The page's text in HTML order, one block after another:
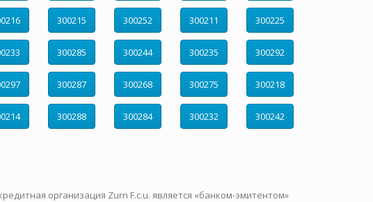
300215 300252 300211 300225
300285 300244 300235 300292
300287 300268 300275 300218
300288 300284 300232 300242
организация Zurn F.c.u. является «банком-эмитентом»